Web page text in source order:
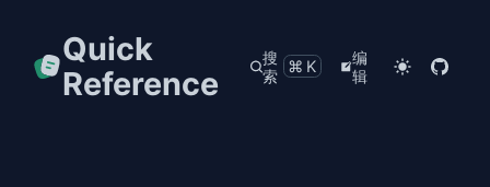
Quick
Reference
搜
索
⌘K
编
辑